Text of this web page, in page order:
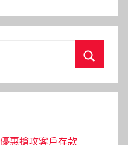
惠搶攻客戶存款